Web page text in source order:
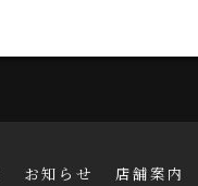
お知らせ 店舗案内